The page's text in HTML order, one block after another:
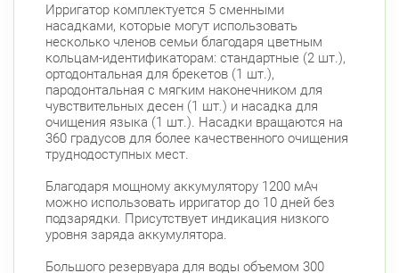
Туристская ул., д.28 к.1 Круглосуточно
Беговая
Савушкина ул., д.143 Круглосуточно
Беговая
Комендантский пр., д. 34 к. 1 Круглосуточно
Комендантский пр.
Комендантский пр. 67
Богатырский пр., д. 28 Круглосуточно
Пионерская Комендантский пр.
Ирригатор комплектуется 5 сменными
насадками, которые могут использовать
несколько членов семьи благодаря цветным
кольцам-идентификаторам: стандартные (2 шт.),
ортодонтальная для брекетов (1 шт.),
пародонтальная с мягким наконечником для
чувствительных десен (1 шт.) и насадка для
очищения языка (1 шт.). Насадки вращаются на
360 градусов для более качественного очищения
труднодоступных мест.
Благодаря мощному аккумулятору 1200 мАч
можно использовать ирригатор до 10 дней без
подзарядки. Присутствует индикация низкого
уровня заряда аккумулятора.
Большого резервуара для воды объемом 300